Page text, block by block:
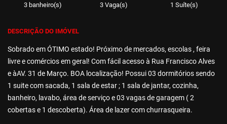
3 banheiro(s) 3 Vaga(s) 1 Suíte(s)
DESCRIÇÃO DO IMÓVEL
Sobrado em ÓTIMO estado! Próximo de mercados, escolas , feira
livre e comércios em geral! Com fácil acesso à Rua Francisco Alves
e àAV. 31 de Março. BOA localização! Possui 03 dormitórios sendo
1 suite com sacada, 1 sala de estar ; 1 sala de jantar, cozinha,
banheiro, lavabo, área de serviço e 03 vagas de garagem ( 2
cobertas e 1 descoberta). Área de lazer com churrasqueira.